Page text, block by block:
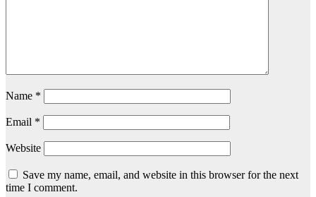
Name *
Email *
Website
Save my name, email, and website in this browser for the next
time I comment.